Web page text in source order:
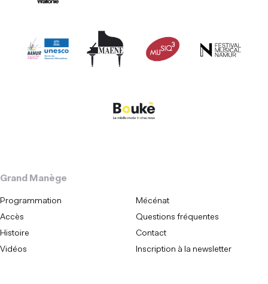
Grand Manège
Programmation
Mécénat
Accès
Questions fréquentes
Histoire
Contact
Vidéos
Inscription à la newsletter